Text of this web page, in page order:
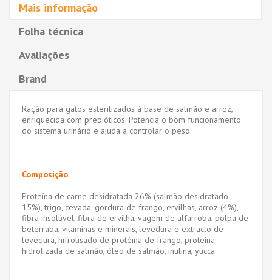
Mais informação
Folha técnica
Avaliações
Brand
Ração para gatos esterilizados à base de salmão e arroz,
enriquecida com prebióticos. Potencia o bom funcionamento
do sistema urinário e ajuda a controlar o peso.
Composição
Proteína de carne desidratada 26% (salmão desidratado
15%), trigo, cevada, gordura de frango, ervilhas, arroz (4%),
fibra insolúvel, fibra de ervilha, vagem de alfarroba, polpa de
beterraba, vitaminas e minerais, levedura e extracto de
levedura, hifrolisado de protéina de frango, proteína
hidrolizada de salmão, óleo de salmão, inulina, yucca.